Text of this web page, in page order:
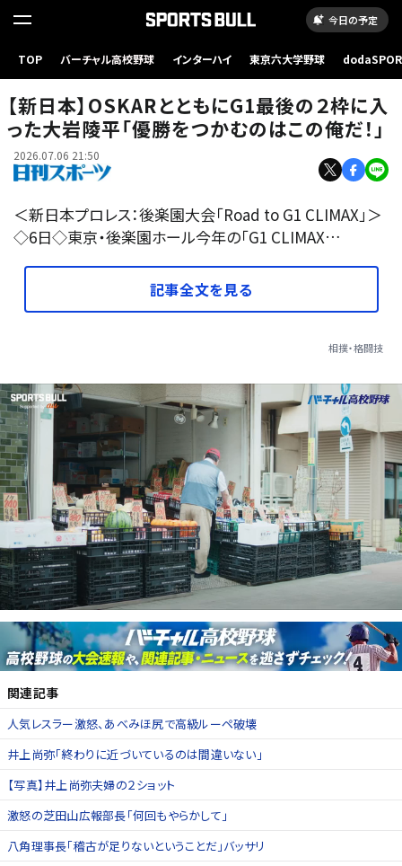
今日の予定
TOP バーチャル高校野球 インターハイ 東京六大学野球
【写真】THE GRIPをエル・ファンタズモに浴びせる大岩陵平（C）新日本プロレス
【新日本】OSKARとともにG1最後の２枠に入
った大岩陵平「優勝をつかむのはこの俺だ！」
2026.07.06 21:50
＜新日本プロレス：後楽園大会「Road to G1 CLIMAX」＞
◇6日◇東京・後楽園ホール今年の「G1 CLIMAX…
記事全文を見る
相撲・格闘技
関連記事
人気レスラー激怒、あべみほ尻で高級ルーペ破壊
井上尚弥「終わりに近づいているのは間違いない」
【写真】井上尚弥夫婦の２ショット
激怒の芝田山広報部長「何回もやらかして」
八角理事長「稽古が足りないということだ」バッサリ